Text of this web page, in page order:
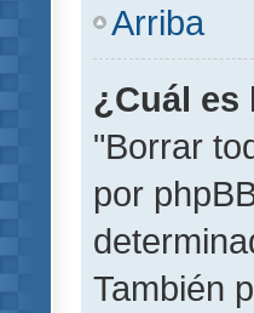
Arriba
¿Cuál
"Borrar
por
También